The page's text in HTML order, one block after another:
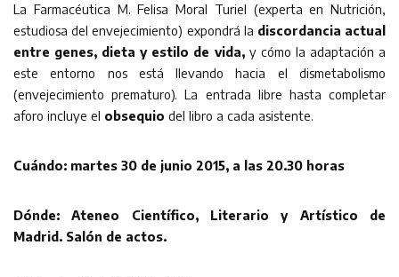
La Farmacéutica M. Felisa Moral Turiel (experta en Nutrición,
estudiosa del envejecimiento) expondrá la discordancia actual
entre genes, dieta y estilo de vida, y cómo la adaptación a
este entorno nos está llevando hacia el dismetabolismo
(envejecimiento prematuro). La entrada libre hasta completar
aforo incluye el obsequio del libro a cada asistente.
Cuándo: martes 30 de junio 2015, a las 20.30 horas
Dónde: Ateneo Científico, Literario y Artístico de
Madrid. Salón de actos.